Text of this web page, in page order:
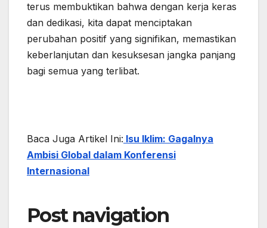
terus membuktikan bahwa dengan kerja keras
dan dedikasi, kita dapat menciptakan
perubahan positif yang signifikan, memastikan
keberlanjutan dan kesuksesan jangka panjang
bagi semua yang terlibat.
Baca Juga Artikel Ini: Isu Iklim: Gagalnya
Ambisi Global dalam Konferensi
Internasional
Post navigation